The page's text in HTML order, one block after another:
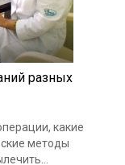
разных
какие
методы